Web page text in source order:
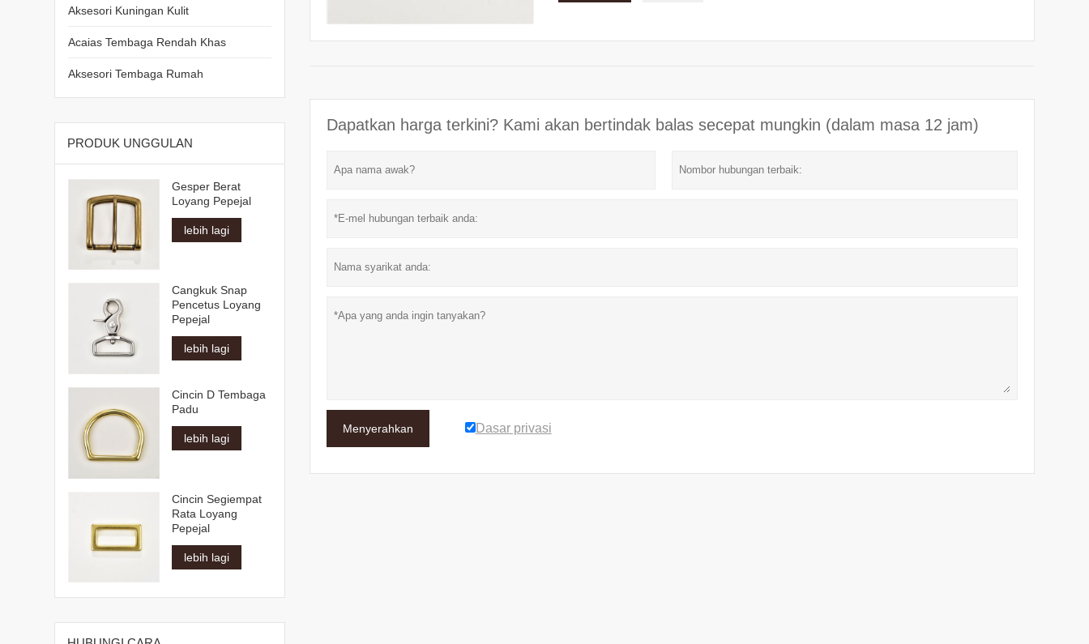
Dapatkan harga terkini? Kami akan bertindak balas secepat mungkin (dalam masa 12 jam)
Menyerahkan Dasar privasi
Aksesori Kuningan Kulit
Acaias Tembaga Rendah Khas
Aksesori Tembaga Rumah
PRODUK UNGGULAN
Gesper Berat
Loyang Pepejal
lebih lagi
Cangkuk Snap
Pencetus Loyang
Pepejal
lebih lagi
Cincin D Tembaga
Padu
lebih lagi
Cincin Segiempat
Rata Loyang
Pepejal
lebih lagi